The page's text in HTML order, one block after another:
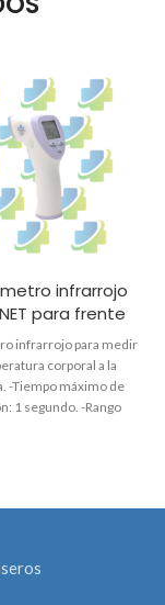
infrarrojo
para frente
infrarrojo para medir
corporal a la
-Tiempo máximo de
1 segundo. -Rango